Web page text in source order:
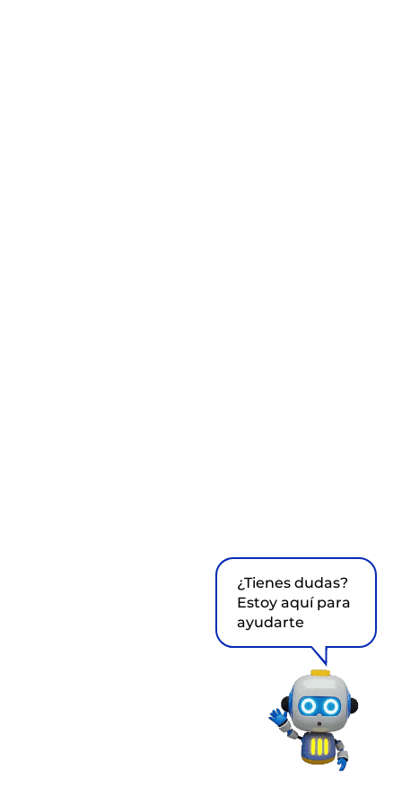
¿Tienes dudas?
Estoy aquí para
ayudarte